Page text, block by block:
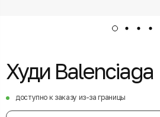
Худи Balenciaga
доступно к заказу из-за границы